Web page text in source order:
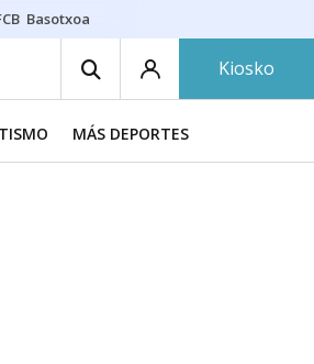
Basotxoa
Kiosko
MÁS DEPORTES